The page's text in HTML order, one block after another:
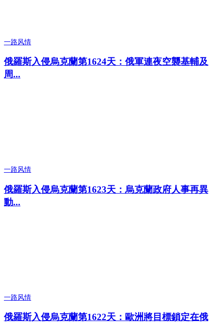
一路风情
俄羅斯入侵烏克蘭第1624天：俄軍連夜空襲基輔及
周...
一路风情
俄羅斯入侵烏克蘭第1623天：烏克蘭政府人事再異
動...
一路风情
俄羅斯入侵烏克蘭第1622天：歐洲將目標鎖定在俄